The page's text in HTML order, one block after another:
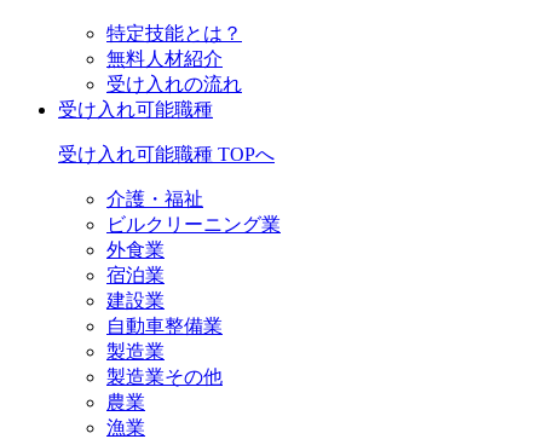
特定技能とは？
無料人材紹介
受け入れの流れ
受け入れ可能職種
受け入れ可能職種 TOPへ
介護・福祉
ビルクリーニング業
外食業
宿泊業
建設業
自動車整備業
製造業
製造業その他
農業
漁業